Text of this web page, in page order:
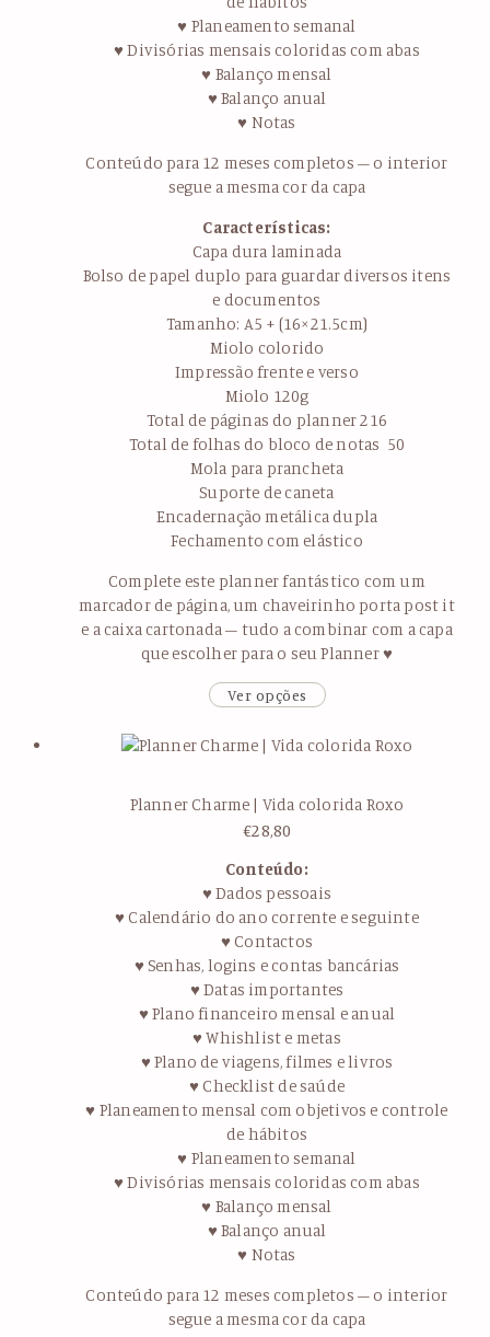
♥ Planeamento semanal
♥ Divisórias mensais coloridas com abas
♥ Balanço mensal
♥ Balanço anual
♥ Notas
Conteúdo para 12 meses completos – o interior
segue a mesma cor da capa
Características:
Capa dura laminada
Bolso de papel duplo para guardar diversos itens
e documentos
Tamanho: A5 + (16×21.5cm)
Miolo colorido
Impressão frente e verso
Miolo 120g
Total de páginas do planner 216
Total de folhas do bloco de notas 50
Mola para prancheta
Suporte de caneta
Encadernação metálica dupla
Fechamento com elástico
Complete este planner fantástico com um
marcador de página, um chaveirinho porta post it
e a caixa cartonada – tudo a combinar com a capa
que escolher para o seu Planner ♥
Ver opções
Planner Charme | Vida colorida Roxo
€28,80
Conteúdo:
♥ Dados pessoais
♥ Calendário do ano corrente e seguinte
♥ Contactos
♥ Senhas, logins e contas bancárias
♥ Datas importantes
♥ Plano financeiro mensal e anual
♥ Whishlist e metas
♥ Plano de viagens, filmes e livros
♥ Checklist de saúde
♥ Planeamento mensal com objetivos e controle
de hábitos
♥ Planeamento semanal
♥ Divisórias mensais coloridas com abas
♥ Balanço mensal
♥ Balanço anual
♥ Notas
Conteúdo para 12 meses completos – o interior
segue a mesma cor da capa